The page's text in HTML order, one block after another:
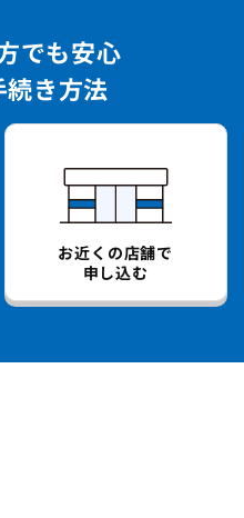
でも安心
き方法
お近くの店舗で
申し込む